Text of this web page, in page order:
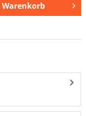
Warenkorb